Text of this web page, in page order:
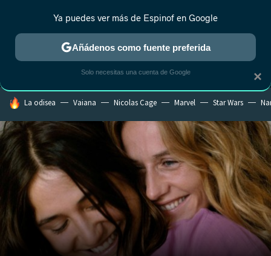
MENÚ NUEVO
ESTRENOS REALITY ANIME RANKINGS CINE
HOY SE HABLA DE
La odisea Vaiana Nicolas Cage Marvel Star Wars
×
Ya puedes ver más de Espinof en Google
Añádenos como fuente preferida
Solo necesitas una cuenta de Google